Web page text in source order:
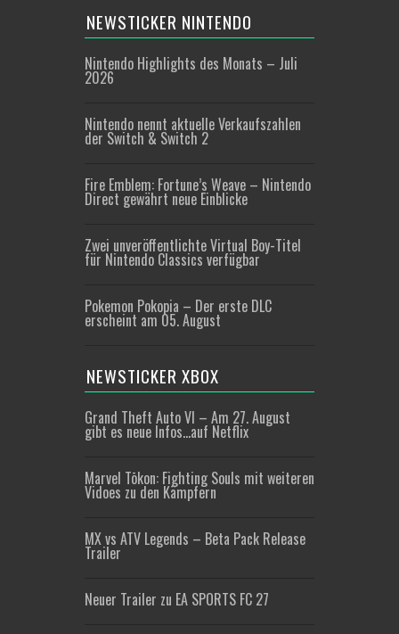
NEWSTICKER NINTENDO
Nintendo Highlights des Monats – Juli
2026
Nintendo nennt aktuelle Verkaufszahlen
der Switch & Switch 2
Fire Emblem: Fortune’s Weave – Nintendo
Direct gewährt neue Einblicke
Zwei unveröffentlichte Virtual Boy-Titel
für Nintendo Classics verfügbar
Pokemon Pokopia – Der erste DLC
erscheint am 05. August
NEWSTICKER XBOX
Grand Theft Auto VI – Am 27. August
gibt es neue Infos…auf Netflix
Marvel Tōkon: Fighting Souls mit weiteren
Vidoes zu den Kämpfern
MX vs ATV Legends – Beta Pack Release
Trailer
Neuer Trailer zu EA SPORTS FC 27